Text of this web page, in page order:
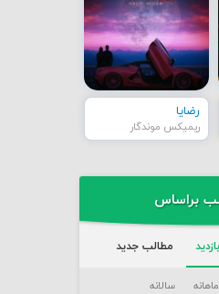
رضایا
ریمیکس موندگار
براساس
مطالب جدید
ماهانه سالانه